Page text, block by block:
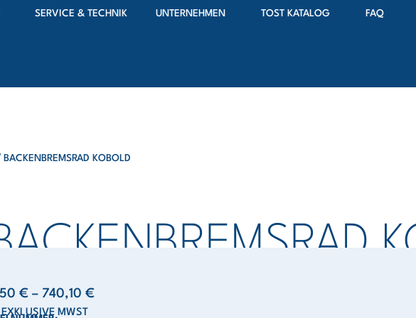
SERVICE & TECHNIK UNTERNEHMEN TOST KATALOG FAQ
BACKENBREMSRAD KOBOLD
€ – 740,10 €
EXKLUSIVE MWST